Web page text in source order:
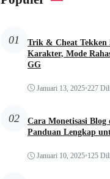
01
Trik & Cheat Tekken
Karakter, Mode
GG
Januari 13, 2025•227
02
Cara Monetisasi Blog
Panduan Lengkap
Januari 10, 2025•125